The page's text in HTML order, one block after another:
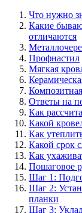
Что нужно
Какие
отличаются
Профнастил
Мягкая
Ответы на
Как
Какой
Как
Какой срок
Как
Пошаговое
Шаг 1:
Шаг 2:
планки
Шаг 3: